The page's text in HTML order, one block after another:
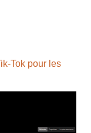
Tok pour les